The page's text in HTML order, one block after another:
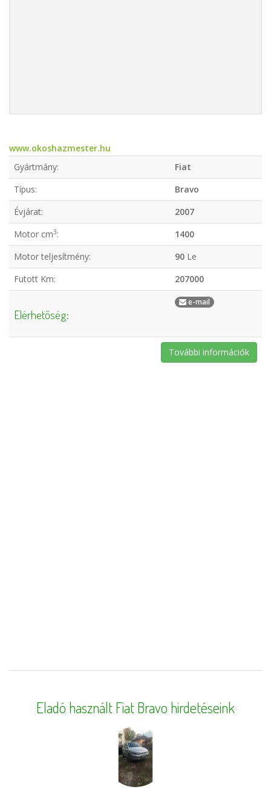
www.okoshazmester.hu
Gyártmány:
Fiat
Típus:
Bravo
Évjárat:
2007
Motor cm3:
1400
Motor teljesítmény:
90 Le
Futott Km:
207000
Elérhetőség:
e-mail
További információk
Eladó használt Fiat Bravo hirdetéseink